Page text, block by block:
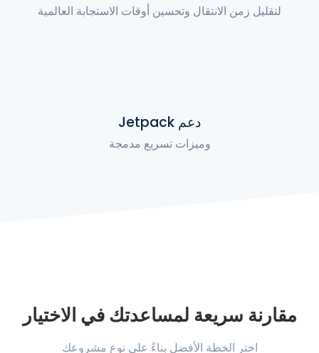
لتقليل زمن الانتقال وتحسين أوقات الاستجابة العالمية
دعم Jetpack
وميزات تسريع مدمجة
مقارنة سريعة لمساعدتك في الاختيار
اختر الخطة الأفضل بناءً على نوع مشروعك